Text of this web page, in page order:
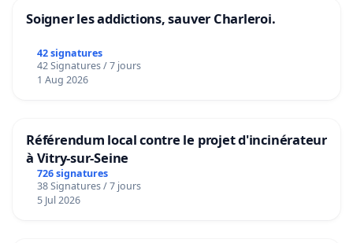
Soigner les addictions, sauver Charleroi.
42 signatures
42 Signatures / 7 jours
1 Aug 2026
Référendum local contre le projet d'incinérateur
à Vitry-sur-Seine
726 signatures
38 Signatures / 7 jours
5 Jul 2026